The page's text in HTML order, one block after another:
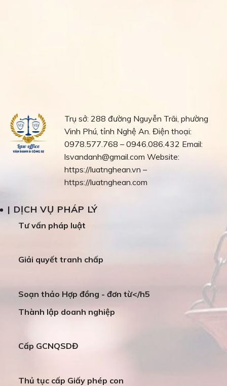
Trụ sở: 288 đường Nguyễn Trãi, phường
Vinh Phú, tỉnh Nghệ An. Điện thoại:
0978.577.768 – 0946.086.432 Email:
lsvandanh@gmail.com Website:
https://luatnghean.vn –
https://luatnghean.com
| DỊCH VỤ PHÁP LÝ
Tư vấn pháp luật
Giải quyết tranh chấp
Soạn thảo Hợp đồng - đơn từ</h5
Thành lập doanh nghiệp
Cấp GCNQSDĐ
Thủ tục cấp Giấy phép con